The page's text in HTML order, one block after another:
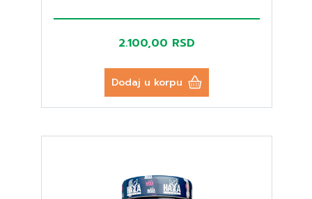
2.100,00 RSD
Dodaj u korpu